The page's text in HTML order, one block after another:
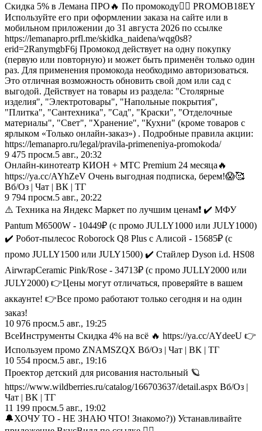
Скидка 5% в Лемана ПРО🔥 По промокоду👉🏼 PROMOB18EY
Используйте его при оформлении заказа на сайте или в
мобильном приложении до 31 августа 2026 по ссылке
https://lemanapro.prfl.me/skidka_naidena/wqg0s8?
erid=2RanymgbF6j Промокод действует на одну покупку
(первую или повторную) и может быть применён только один
раз. Для применения промокода необходимо авторизоваться.
Это отличная возможность обновить свой дом или сад с
выгодой. Действует на товары из раздела: "Столярные
изделия", "Электротовары", "Напольные покрытия",
"Плитка", "Сантехника", "Сад", "Краски", "Отделочные
материалы", "Свет", "Хранение", "Кухни" (кроме товаров с
ярлыком «Только онлайн-заказ») . Подробные правила акции:
https://lemanapro.ru/legal/pravila-primeneniya-promokoda/
9 475 просм.5 авг., 20:32
Онлайн-кинотеатр КИОН + МТС Premium 24 месяца🔥
https://ya.cc/AYhZeV Очень выгодная подписка, берем!😱🥰
Вб/Оз | Чат | ВК | ТГ
9 794 просм.5 авг., 20:22
⚠️ Техника на Яндекс Маркет по лучшим ценам❗ ✔️ МФУ
Pantum M6500W - 10449₽ (с промо JULLY1000 или JULY1000)
✔️ Робот-пылесос Roborock Q8 Plus с Алисой - 15685₽ (с
промо JULLY1500 или JULY1500) ✔️ Стайлер Dyson i.d. HS08
AirwrapCeramic Pink/Rose - 34713₽ (с промо JULLY2000 или
JULY2000) 👉Цены могут отличаться, проверяйте в вашем
аккаунте! 👉Все промо работают только сегодня и на один
заказ!
10 976 просм.5 авг., 19:25
ВсеИнструменты Скидка 4% на всё 🔥 https://ya.cc/AYdeeU 👉
Используем промо ZNAMSZQX Вб/Оз | Чат | ВК | ТГ
10 554 просм.5 авг., 19:16
Проектор детский для рисования настольный 🪐
https://www.wildberries.ru/catalog/166703637/detail.aspx Вб/Оз |
Чат | ВК | ТГ
11 199 просм.5 авг., 19:02
🔔ХОЧУ ТО - НЕ ЗНАЮ ЧТО! Знакомо?)) Устанавливайте